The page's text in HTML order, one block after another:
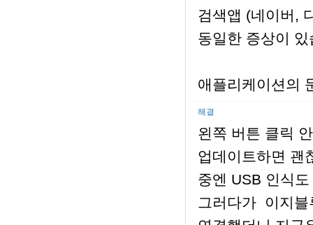
검색앱 (네이버,
동일한 증상이
애플리케이션의
해결
왼쪽 버튼 클릭
업데이트하면 괜
중엔 USB 인식
그러다가 이지